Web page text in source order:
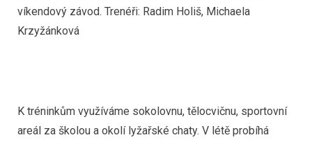
víkendový závod. Trenéři: Radim Holiš, Michaela
Krzyžánková
K tréninkům využíváme sokolovnu, tělocvičnu, sportovní
areál za školou a okolí lyžařské chaty. V létě probíhá